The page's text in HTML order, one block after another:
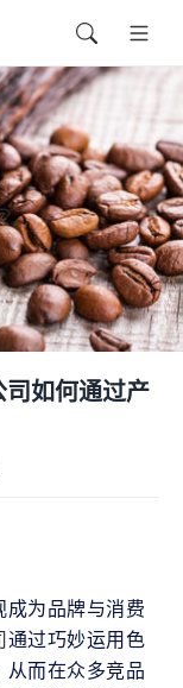
如何通过产
为品牌与消费
通过巧妙运用色
而在众多竞品